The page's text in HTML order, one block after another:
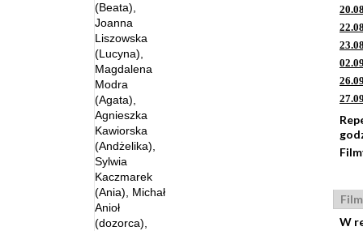
(Beata),
Joanna
Liszowska
(Lucyna),
Magdalena
Modra
(Agata),
Agnieszka
Kawiorska
(Andżelika),
Sylwia
Kaczmarek
(Ania), Michał
Anioł
(dozorca),
W